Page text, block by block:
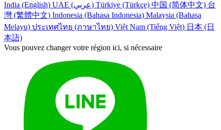
India (English)
UAE (عربي) Türkiye (Türkçe) 中国 (简体中文) 台
灣 (繁體中文) Indonesia (Bahasa Indonesia) Malaysia (Bahasa
Melayu) ประเทศไทย (ภาษาไทย) Việt Nam (Tiếng Việt) 日本 (日
本語)
Vous pouvez changer votre région ici, si nécessaire